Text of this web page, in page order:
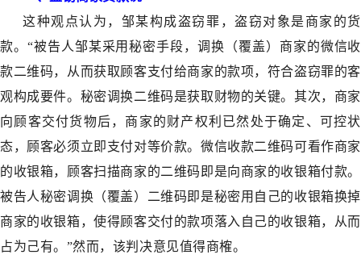
这种观点认为，邹某构成盗窃罪，盗窃对象是商家的货
款。“被告人邹某采用秘密手段，调换（覆盖）商家的微信收
款二维码，从而获取顾客支付给商家的款项，符合盗窃罪的客
观构成要件。秘密调换二维码是获取财物的关键。其次，商家
向顾客交付货物后，商家的财产权利已然处于确定、可控状
态，顾客必须立即支付对等价款。微信收款二维码可看作商家
的收银箱，顾客扫描商家的二维码即是向商家的收银箱付款。
被告人秘密调换（覆盖）二维码即是秘密用自己的收银箱换掉
商家的收银箱，使得顾客交付的款项落入自己的收银箱，从而
占为己有。”然而，该判决意见值得商榷。